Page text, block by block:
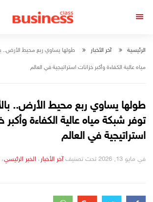
الرئيسية آخر الأخبار طولها يساوي ربع محيط الأرض..
مياه عالية الكفاءة وأكبر خزانات استراتيجية في العالم
طولها يساوي ربع محيط الأرض..
توفر شبكة مياه عالية الكفاءة وأكبر
استراتيجية في العالم
في مايو 13, 2026 تحت تصنيف التصانيف
آخر الأخبار ، الخبر الرئيسي،